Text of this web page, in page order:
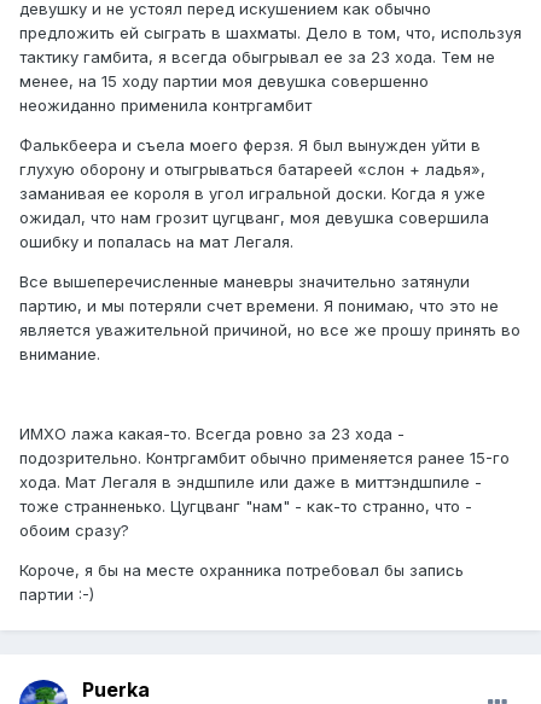
девушку и не устоял перед искушением как обычно
предложить ей сыграть в шахматы. Дело в том, что, используя
тактику гамбита, я всегда обыгрывал ее за 23 хода. Тем не
менее, на 15 ходу партии моя девушка совершенно
неожиданно применила контргамбит
Фалькбеера и съела моего ферзя. Я был вынужден уйти в
глухую оборону и отыгрываться батареей «слон + ладья»,
заманивая ее короля в угол игральной доски. Когда я уже
ожидал, что нам грозит цугцванг, моя девушка совершила
ошибку и попалась на мат Легаля.
Все вышеперечисленные маневры значительно затянули
партию, и мы потеряли счет времени. Я понимаю, что это не
является уважительной причиной, но все же прошу принять во
внимание.
ИМХО лажа какая-то. Всегда ровно за 23 хода -
подозрительно. Контргамбит обычно применяется ранее 15-го
хода. Мат Легаля в эндшпиле или даже в миттэндшпиле -
тоже странненько. Цугцванг "нам" - как-то странно, что -
обоим сразу?
Короче, я бы на месте охранника потребовал бы запись
партии :-)
Puerka